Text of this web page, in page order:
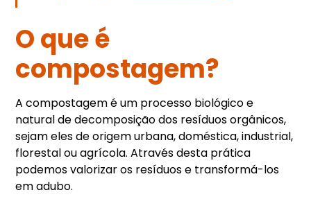
O que é
compostagem?
A compostagem é um processo biológico e
natural de decomposição dos resíduos orgânicos,
sejam eles de origem urbana, doméstica, industrial,
florestal ou agrícola. Através desta prática
podemos valorizar os resíduos e transformá-los
em adubo.